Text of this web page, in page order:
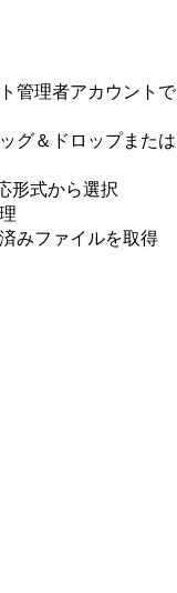
管理者アカウントで
グ＆ドロップまたは
形式から選択
みファイルを取得